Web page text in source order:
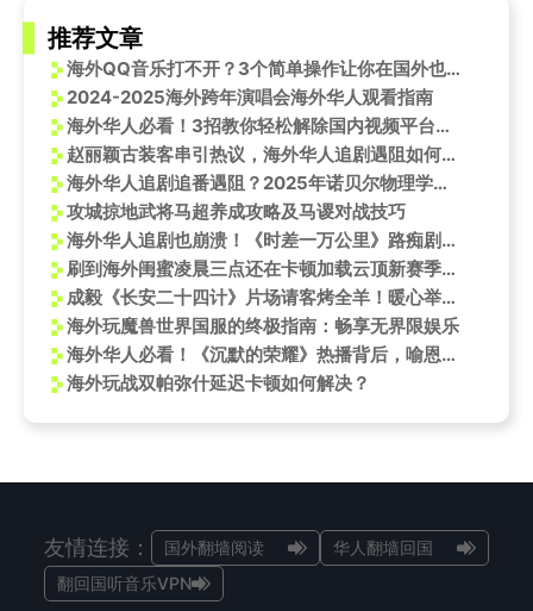
推荐文章
海外QQ音乐打不开？3个简单操作让你在国外也能听歌
2024-2025海外跨年演唱会海外华人观看指南
海外华人必看！3招教你轻松解除国内视频平台地区限制
赵丽颖古装客串引热议，海外华人追剧遇阻如何破解地区限制难题
海外华人追剧追番遇阻？2025年诺贝尔物理学奖直播这些细节值得关注
攻城掠地武将马超养成攻略及马谡对战技巧
海外华人追剧也崩溃！《时差一万公里》路痴剧情太真实，网友：这不就是我吗？
刷到海外闺蜜凌晨三点还在卡顿加载云顶新赛季，我突然懂了游子们的乡愁
成毅《长安二十四计》片场请客烤全羊！暖心举动引热议，网友：这剧组氛围慕了
海外玩魔兽世界国服的终极指南：畅享无界限娱乐
海外华人必看！《沉默的荣耀》热播背后，喻恩泰揭露人性真相
海外玩战双帕弥什延迟卡顿如何解决？
友情连接： 国外翻墙阅读
华人翻墙回国
翻回国听音乐VPN